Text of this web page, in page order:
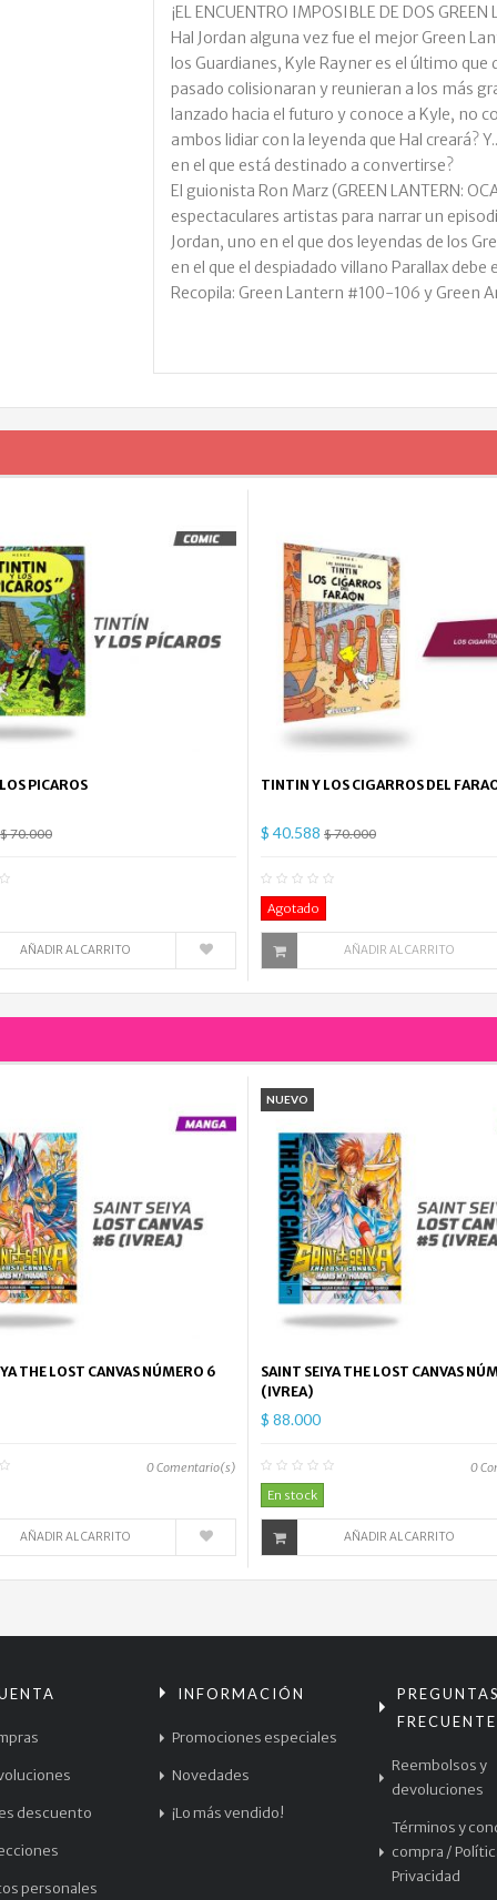
¡EL ENCUENTRO IMPOSIBLE DE DOS GREEN
Hal Jordan alguna vez fue el mejor Green
los Guardianes, Kyle Rayner es el último que
pasado colisionaran y reunieran a los más
lanzado hacia el futuro y conoce a Kyle, no
ambos lidiar con la leyenda que Hal creará?
en el que está destinado a convertirse?
El guionista Ron Marz (GREEN LANTERN:
espectaculares artistas para narrar un
Jordan, uno en el que dos leyendas de los
en el que el despiadado villano Parallax
Recopila: Green Lantern #100-106 y Green
PICAROS
$ 70.000
AÑADIR AL CARRITO
TINTIN Y LOS CIGARROS DEL
$ 40.588 $ 70.000
Agotado
AÑADIR AL CARRITO
THE LOST CANVAS NÚMERO 6
0Comentario(s)
AÑADIR AL CARRITO
NUEVO
SAINT SEIYA THE LOST CANVAS
(IVREA)
$ 88.000
0
En stock
AÑADIR AL CARRITO
descuento
personales
INFORMACIÓN
Promociones especiales
Novedades
¡Lo más vendido!
Reembolsos y
devoluciones
Términos y
compra /
Privacidad